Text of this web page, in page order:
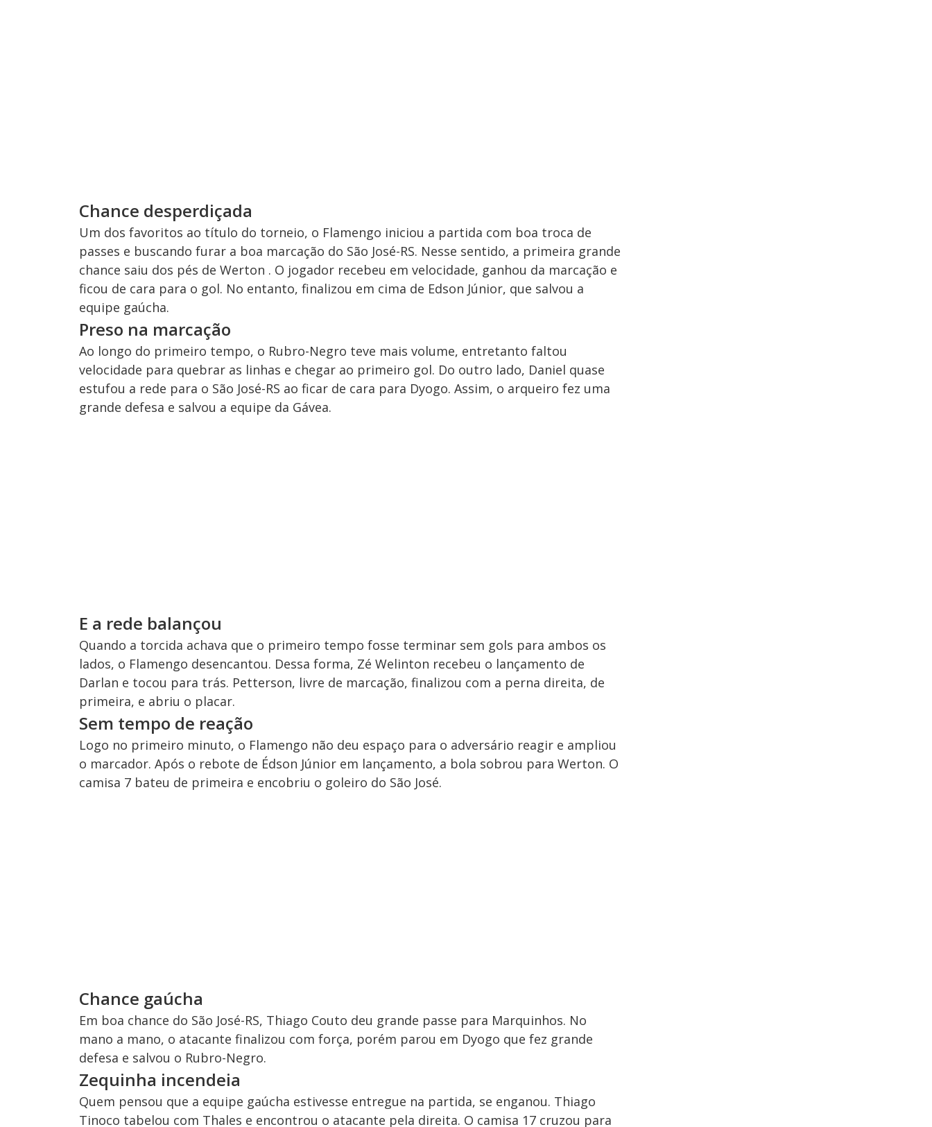
Chance desperdiçada
Um dos favoritos ao título do torneio, o Flamengo iniciou a partida com boa troca de
passes e buscando furar a boa marcação do São José-RS. Nesse sentido, a primeira grande
chance saiu dos pés de Werton . O jogador recebeu em velocidade, ganhou da marcação e
ficou de cara para o gol. No entanto, finalizou em cima de Edson Júnior, que salvou a
equipe gaúcha.
Preso na marcação
Ao longo do primeiro tempo, o Rubro-Negro teve mais volume, entretanto faltou
velocidade para quebrar as linhas e chegar ao primeiro gol. Do outro lado, Daniel quase
estufou a rede para o São José-RS ao ficar de cara para Dyogo. Assim, o arqueiro fez uma
grande defesa e salvou a equipe da Gávea.
E a rede balançou
Quando a torcida achava que o primeiro tempo fosse terminar sem gols para ambos os
lados, o Flamengo desencantou. Dessa forma, Zé Welinton recebeu o lançamento de
Darlan e tocou para trás. Petterson, livre de marcação, finalizou com a perna direita, de
primeira, e abriu o placar.
Sem tempo de reação
Logo no primeiro minuto, o Flamengo não deu espaço para o adversário reagir e ampliou
o marcador. Após o rebote de Édson Júnior em lançamento, a bola sobrou para Werton. O
camisa 7 bateu de primeira e encobriu o goleiro do São José.
Chance gaúcha
Em boa chance do São José-RS, Thiago Couto deu grande passe para Marquinhos. No
mano a mano, o atacante finalizou com força, porém parou em Dyogo que fez grande
defesa e salvou o Rubro-Negro.
Zequinha incendeia
Quem pensou que a equipe gaúcha estivesse entregue na partida, se enganou. Thiago
Tinoco tabelou com Thales e encontrou o atacante pela direita. O camisa 17 cruzou para